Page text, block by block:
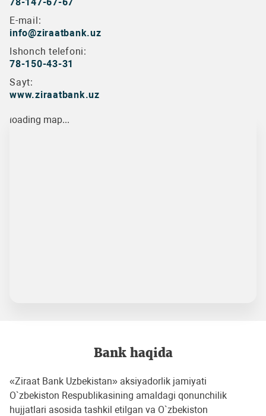
E-mail:
info@ziraatbank.uz
Ishonch telefoni:
78-150-43-31
Sayt:
www.ziraatbank.uz
loading map...
Bank haqida
«Ziraat Bank Uzbekistan» aksiyadorlik jamiyati
O`zbekiston Respublikasining amaldagi qonunchilik
hujjatlari asosida tashkil etilgan va O`zbekiston